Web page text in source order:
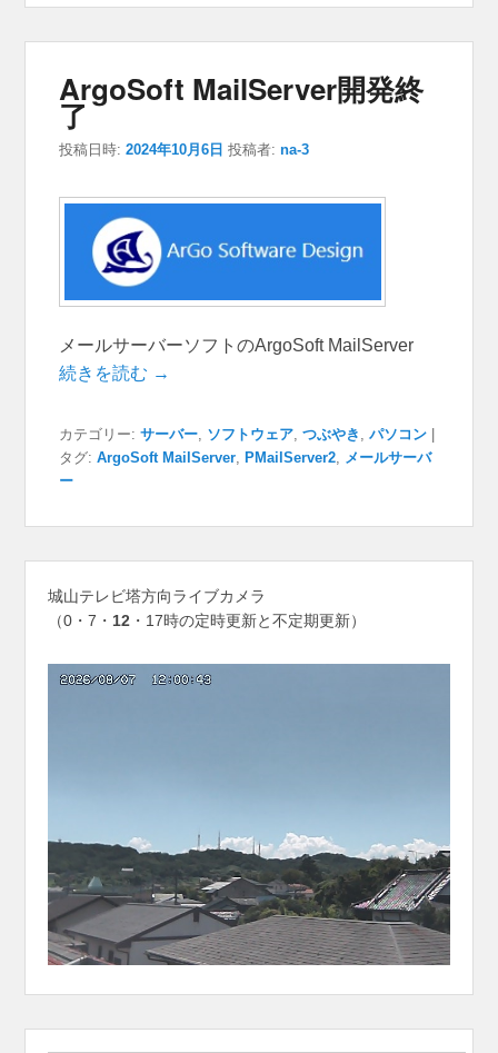
ArgoSoft MailServer開発終
了
投稿日時:2024年10月6日 投稿者:na-3
メールサーバーソフトのArgoSoft MailServer
続きを読む →
カテゴリー: サーバー, ソフトウェア,つぶやき ,パソコン
タグ: ArgoSoft MailServer, PMailServer2, メールサーバ
ー
城山テレビ塔方向ライブカメラ
（0・7・ 12 ・17時の定時更新と不定期更新）